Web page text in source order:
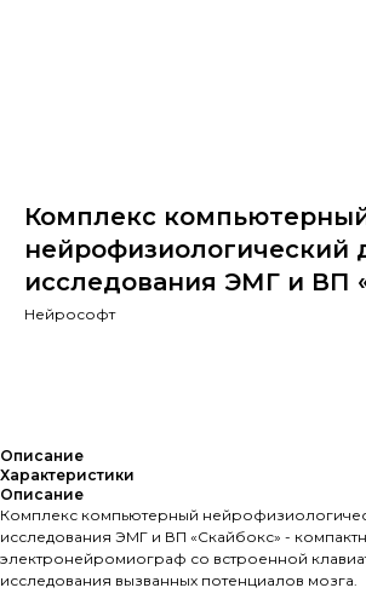
Комплекс
нейрофизиологический
исследования ЭМГ и ВП
Нейрософт
Описание
Характеристики
Описание
Комплекс компьютерный
исследования ЭМГ и ВП «Скайбокс» -
электронейромиограф со встроенной
исследования вызванных потенциалов мозга.